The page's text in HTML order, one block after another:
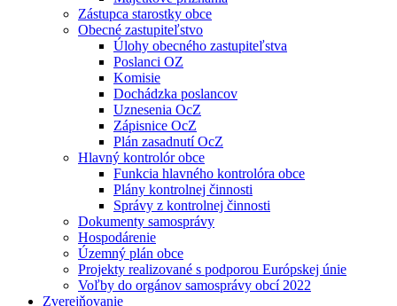
Zástupca starostky obce
Obecné zastupiteľstvo
Úlohy obecného zastupiteľstva
Poslanci OZ
Komisie
Dochádzka poslancov
Uznesenia OcZ
Zápisnice OcZ
Plán zasadnutí OcZ
Hlavný kontrolór obce
Funkcia hlavného kontrolóra obce
Plány kontrolnej činnosti
Správy z kontrolnej činnosti
Dokumenty samosprávy
Hospodárenie
Územný plán obce
Projekty realizované s podporou Európskej únie
Voľby do orgánov samosprávy obcí 2022
Zverejňovanie